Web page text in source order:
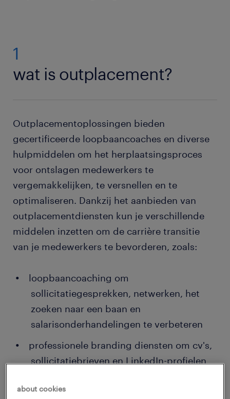
1
wat is outplacement?
Outplacementoplossingen bieden
gecertificeerde loopbaancoaches en diverse
hulpmiddelen om het herplaatsingsproces
voor ontslagen medewerkers te
vergemakkelijken, te versnellen en te
optimaliseren. Dankzij het aanbieden van
outplacementdiensten kun je verschillende
middelen inzetten om de carrière transitie
van je medewerkers te bevorderen, zoals:
loopbaancoaching om
sollicitatiegesprekken, netwerken, het
zoeken naar een baan en
salarisonderhandelingen te verbeteren
professionele branding diensten om cv's,
sollicitatiebrieven en LinkedIn-profielen
about cookies